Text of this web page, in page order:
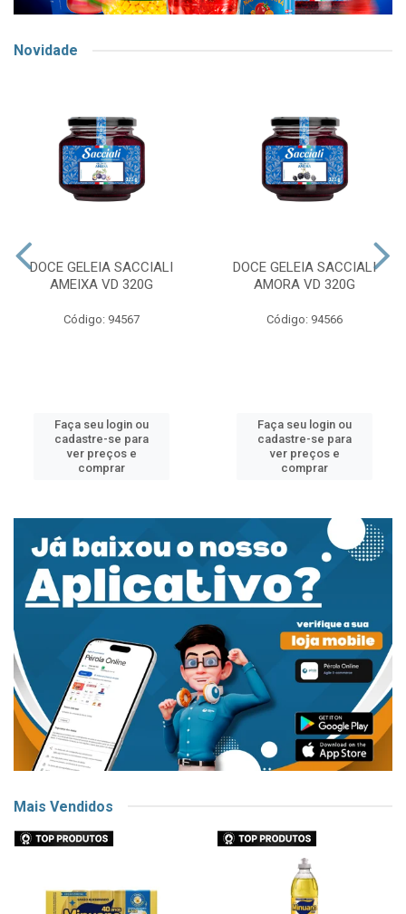
Novidade
DOCE GELEIA SACCIALI
AMEIXA VD 320G
Código: 94567
Faça seu login ou
cadastre-se para
ver preços e
comprar
DOCE GELEIA SACCIALI
AMORA VD 320G
Código: 94566
Faça seu login ou
cadastre-se para
ver preços e
comprar
Mais Vendidos